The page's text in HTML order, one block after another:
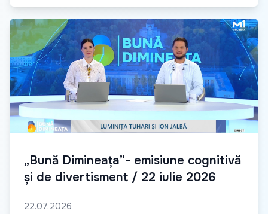
„Bună Dimineața”- emisiune cognitivă
și de divertisment / 22 iulie 2026
22.07.2026